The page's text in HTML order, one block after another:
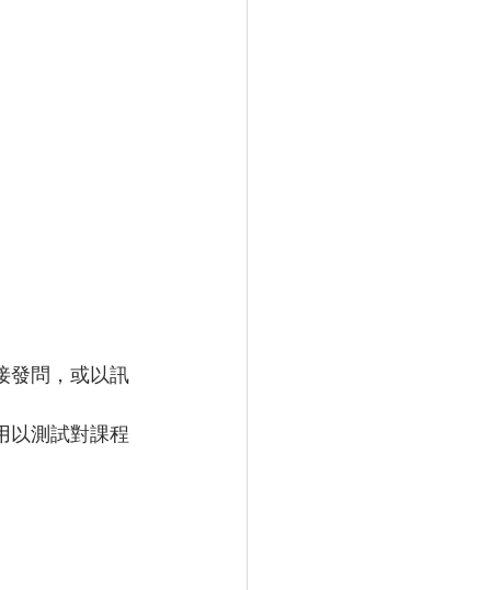
發問，或以訊
以測試對課程